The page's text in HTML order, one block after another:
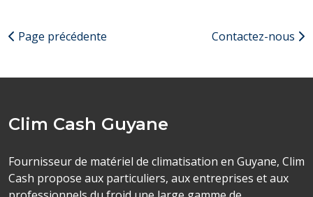
Page précédente Contactez-nous
Clim Cash Guyane
Fournisseur de matériel de climatisation en Guyane, Clim
Cash propose aux particuliers, aux entreprises et aux